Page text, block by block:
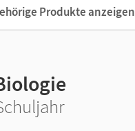
Produkte anzeigen